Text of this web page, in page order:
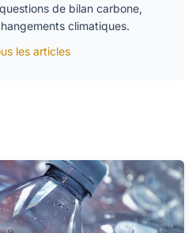
de bilan carbone,
climatiques.
les articles